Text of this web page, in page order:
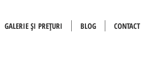
GALERIE ȘI PREȚURI BLOG CONTACT